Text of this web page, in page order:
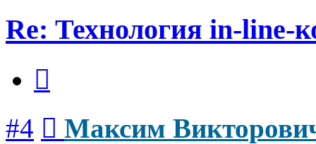
Re: Технология in-line-
#4
Максим